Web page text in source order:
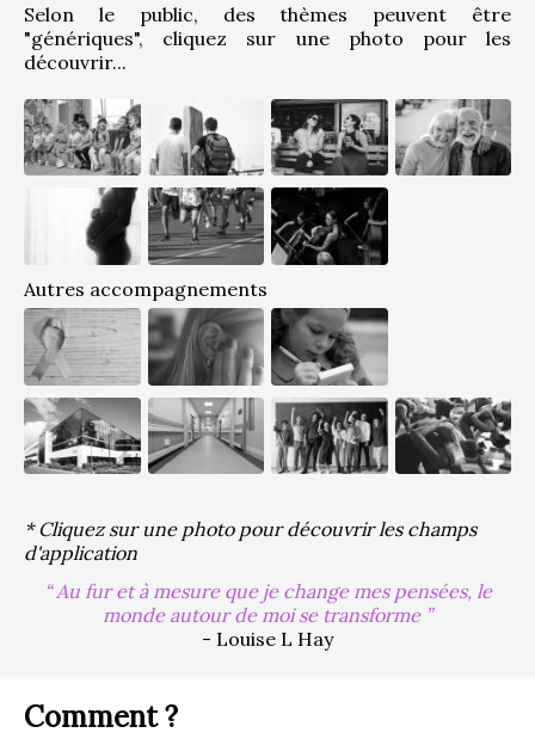
Selon le public, des thèmes peuvent être
"génériques", cliquez sur une photo pour les
découvrir...
Autres accompagnements
* Cliquez sur une photo pour découvrir les champs
d'application
Au fur et à mesure que je change mes pensées, le
monde autour de moi se transforme
- Louise L Hay
Comment ?